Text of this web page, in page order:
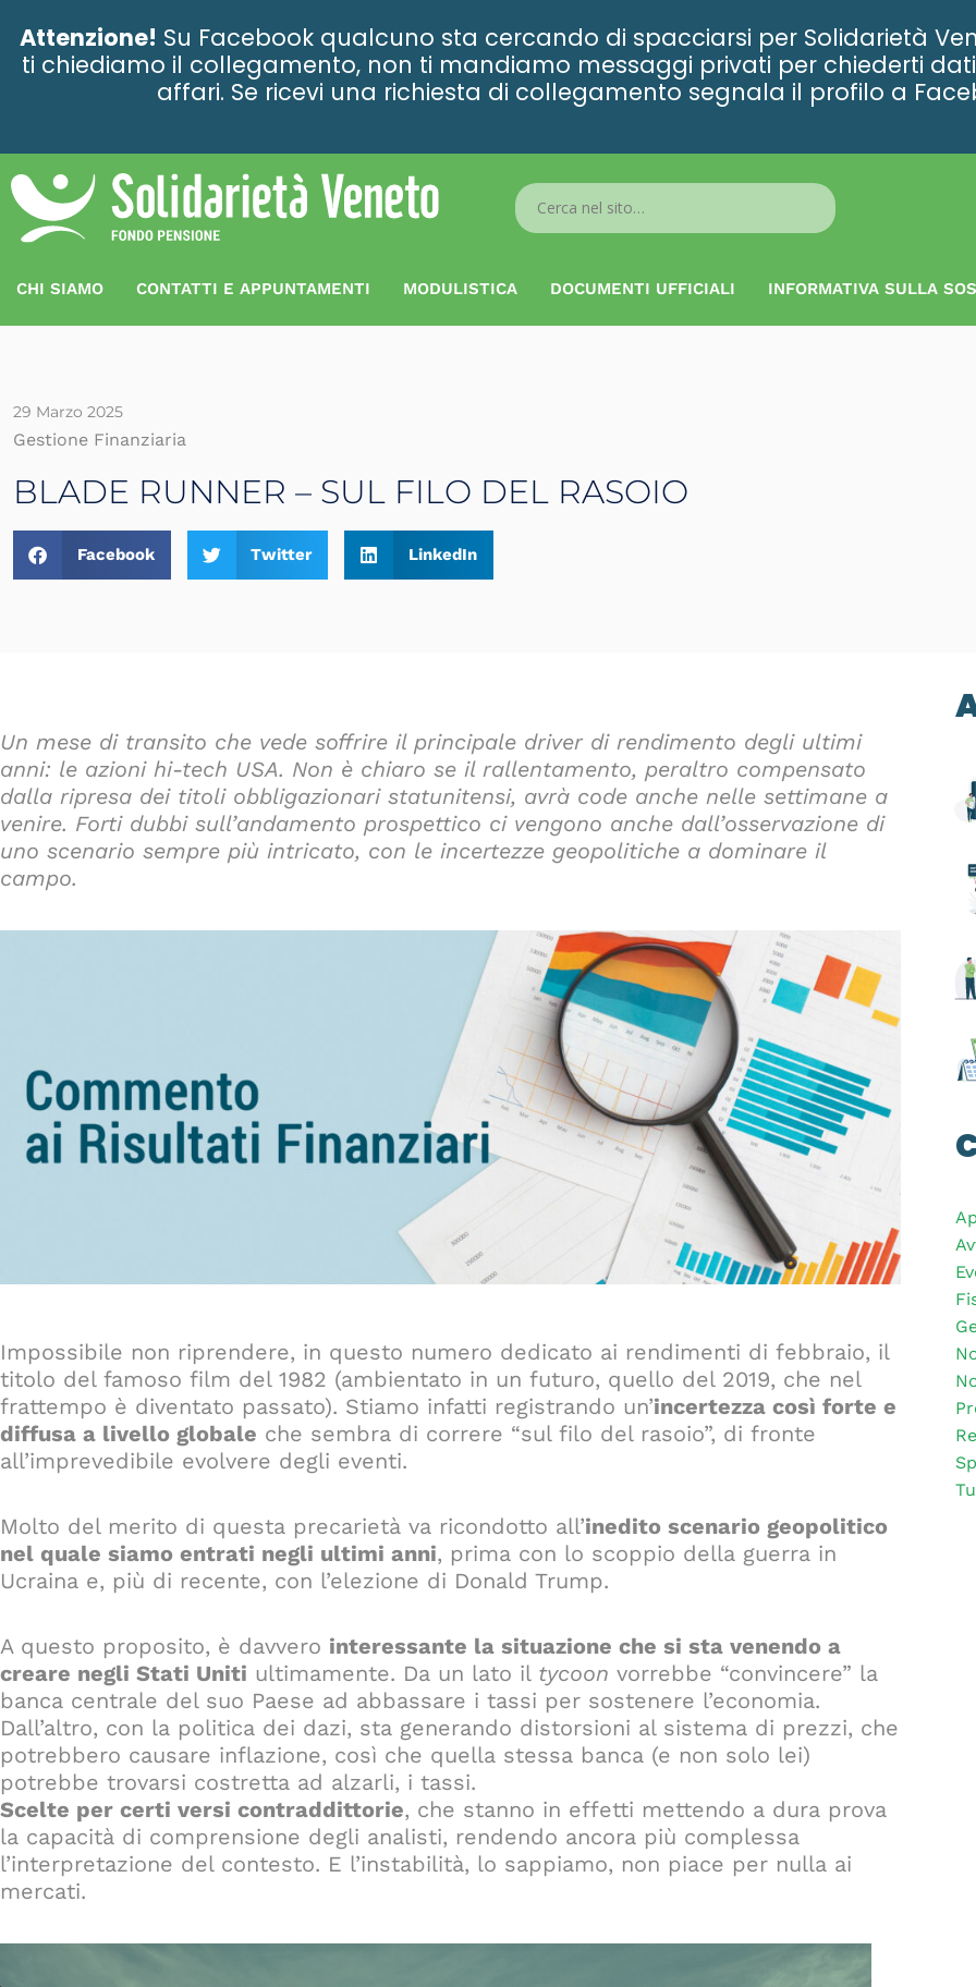
Attenzione! Su Facebook qualcuno sta cercando di spacciarsi per Solidarietà
ti chiediamo il collegamento, non ti mandiamo messaggi privati per chiederti
affari. Se ricevi una richiesta di collegamento segnala il profilo a
Search
...
CHI SIAMO CONTATTI E APPUNTAMENTI MODULISTICA DOCUMENTI UFFICIALI INFORMATIVA SULLA
29 Marzo 2025
Gestione Finanziaria
BLADE RUNNER – SUL FILO DEL RASOIO
Facebook Twitter LinkedIn
Un mese di transito che vede soffrire il principale driver di rendimento degli ultimi
anni: le azioni hi-tech USA. Non è chiaro se il rallentamento, peraltro compensato
dalla ripresa dei titoli obbligazionari statunitensi, avrà code anche nelle settimane a
venire. Forti dubbi sull’andamento prospettico ci vengono anche dall’osservazione di
uno scenario sempre più intricato, con le incertezze geopolitiche a dominare il
campo.
Impossibile non riprendere, in questo numero dedicato ai rendimenti di febbraio, il
titolo del famoso film del 1982 (ambientato in un futuro, quello del 2019, che nel
frattempo è diventato passato). Stiamo infatti registrando un’incertezza così forte e
diffusa a livello globale che sembra di correre “sul filo del rasoio”, di fronte
all’imprevedibile evolvere degli eventi.
Molto del merito di questa precarietà va ricondotto all’inedito scenario geopolitico
nel quale siamo entrati negli ultimi anni, prima con lo scoppio della guerra in
Ucraina e, più di recente, con l’elezione di Donald Trump.
A questo proposito, è davvero interessante la situazione che si sta venendo a
creare negli Stati Uniti ultimamente. Da un lato il tycoon vorrebbe “convincere” la
banca centrale del suo Paese ad abbassare i tassi per sostenere l’economia.
Dall’altro, con la politica dei dazi, sta generando distorsioni al sistema di prezzi, che
potrebbero causare inflazione, così che quella stessa banca (e non solo lei)
potrebbe trovarsi costretta ad alzarli, i tassi.
Scelte per certi versi contraddittorie, che stanno in effetti mettendo a dura prova
la capacità di comprensione degli analisti, rendendo ancora più complessa
l’interpretazione del contesto. E l’instabilità, lo sappiamo, non piace per nulla ai
mercati.